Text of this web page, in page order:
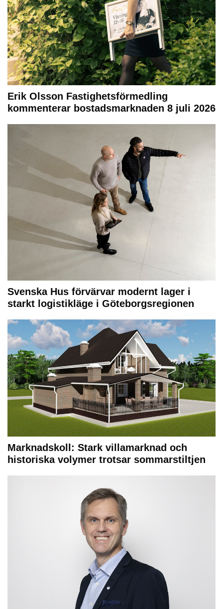
Erik Olsson Fastighetsförmedling
kommenterar bostadsmarknaden 8 juli 2026
Svenska Hus förvärvar modernt lager i
starkt logistikläge i Göteborgsregionen
Marknadskoll: Stark villamarknad och
historiska volymer trotsar sommarstiltjen